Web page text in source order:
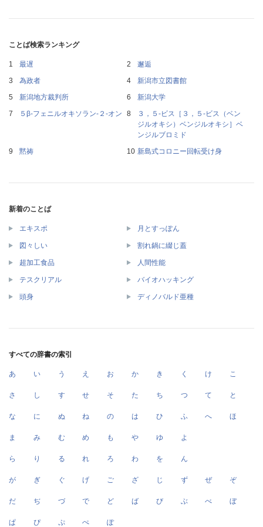
ことば検索ランキング
最遅
邂逅
為政者
新潟市立図書館
新潟地方裁判所
新潟大学
５β‐フェニルオキソラン‐２‐オン
３，５‐ビス［３，５‐ビス（ベン
ジルオキシ）ベンジルオキシ］ベ
ンジルブロミド
黙祷
新島式コロニー回転受け身
新着のことば
エキスポ 月とすっぽん
図々しい 割れ鍋に綴じ蓋
超加工食品 人間性能
テスクリアル バイオハッキング
頭身 ディノバルド亜種
すべての辞書の索引
あ い う え お か き く け こ
さ し す せ そ た ち つ て と
な に ぬ ね の は ひ ふ へ ほ
ま み む め も や ゆ よ
ら り る れ ろ わ を ん
が ぎ ぐ げ ご ざ じ ず ぜ ぞ
だ ぢ づ で ど ば び ぶ べ ぼ
ぱ ぴ ぷ ぺ ぽ